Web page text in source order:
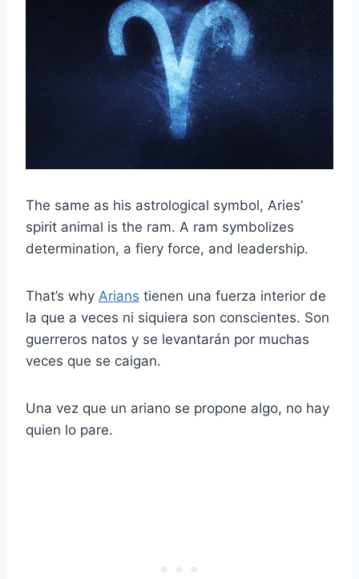
The same as his astrological symbol, Aries’
spirit animal is the ram. A ram symbolizes
determination, a fiery force, and leadership.
That’s why Arians tienen una fuerza interior de
la que a veces ni siquiera son conscientes. Son
guerreros natos y se levantarán por muchas
veces que se caigan.
Una vez que un ariano se propone algo, no hay
quien lo pare.